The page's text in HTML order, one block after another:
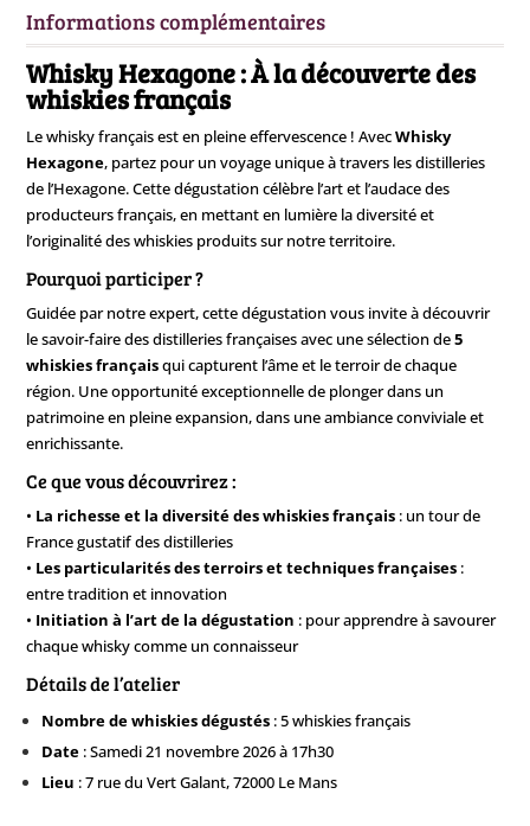
Hexagone
(Whiskies
français)
-
21
novembre
Informations complémentaires
Whisky Hexagone : À la découverte des
whiskies français
Le whisky français est en pleine effervescence ! AvecWhisky
Hexagone, partez pour un voyage unique à travers les distilleries
de l’Hexagone. Cette dégustation célèbre l’art et l’audace des
producteurs français, en mettant en lumière la diversité et
l’originalité des whiskies produits sur notre territoire.
Pourquoi participer ?
Guidée par notre expert, cette dégustation vous invite à découvrir
le savoir-faire des distilleries françaises avec une sélection de5
whiskies françaisqui capturent l’âme et le terroir de chaque
région. Une opportunité exceptionnelle de plonger dans un
patrimoine en pleine expansion, dans une ambiance conviviale et
enrichissante.
Ce que vous découvrirez :
• La richesse et la diversité des whiskies français : un tour de
France gustatif des distilleries
• Les particularités des terroirs et techniques françaises :
entre tradition et innovation
• Initiation à l’art de la dégustation : pour apprendre à savourer
chaque whisky comme un connaisseur
Détails de l’atelier
Nombre de whiskies dégustés : 5 whiskies français
Date : Samedi 21 novembre 2026 à 17h30
Lieu :7 rue du Vert Galant, 72000 Le Mans